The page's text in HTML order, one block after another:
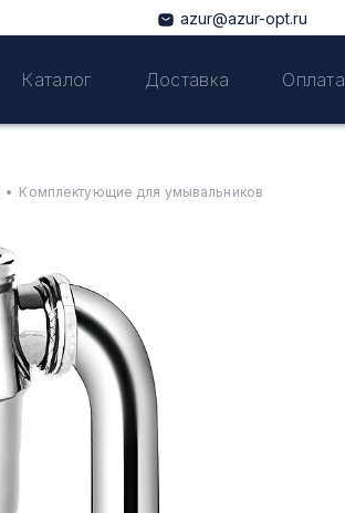
azur@azur-opt.ru
Каталог Доставка Оплата
• Комплектующие для умывальников